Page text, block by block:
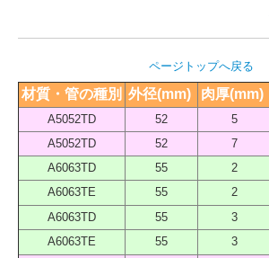
ページトップへ戻る
材質・管の種別 外径(mm) 肉厚(mm)
A5052TD 52 5
A5052TD
52 7
A6063TD
55 2
A6063TE
55 2
A6063TD
55 3
A6063TE
55 3